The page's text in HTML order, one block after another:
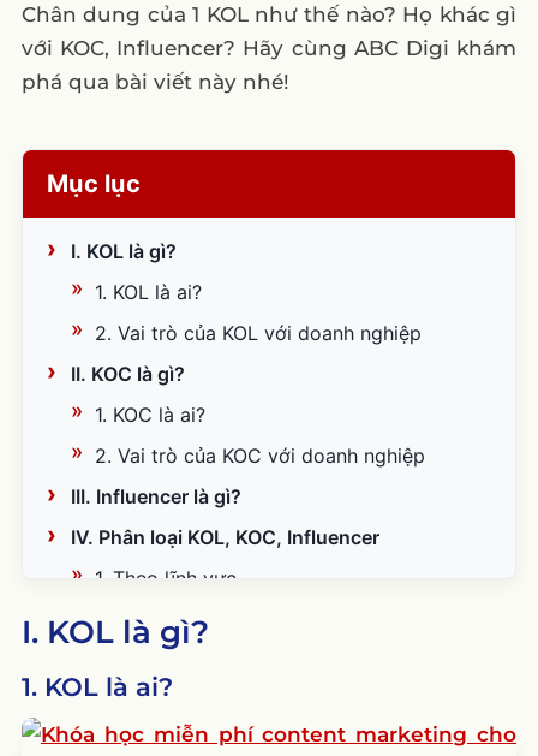
Chân dung của 1 KOL như thế nào? Họ khác gì
với KOC, Influencer? Hãy cùng ABC Digi khám
phá qua bài viết này nhé!
Mục lục
I. KOL là gì?
1. KOL là ai?
2. Vai trò của KOL với doanh nghiệp
II. KOC là gì?
1. KOC là ai?
2. Vai trò của KOC với doanh nghiệp
III. Influencer là gì?
IV. Phân loại KOL, KOC, Influencer
1. Theo lĩnh vực
2. Theo lượt người theo dõi
V. Phân biệt giữa KOL – KOC – Influencer
1. Định nghĩa
I. KOL là gì?
1. KOL là ai?